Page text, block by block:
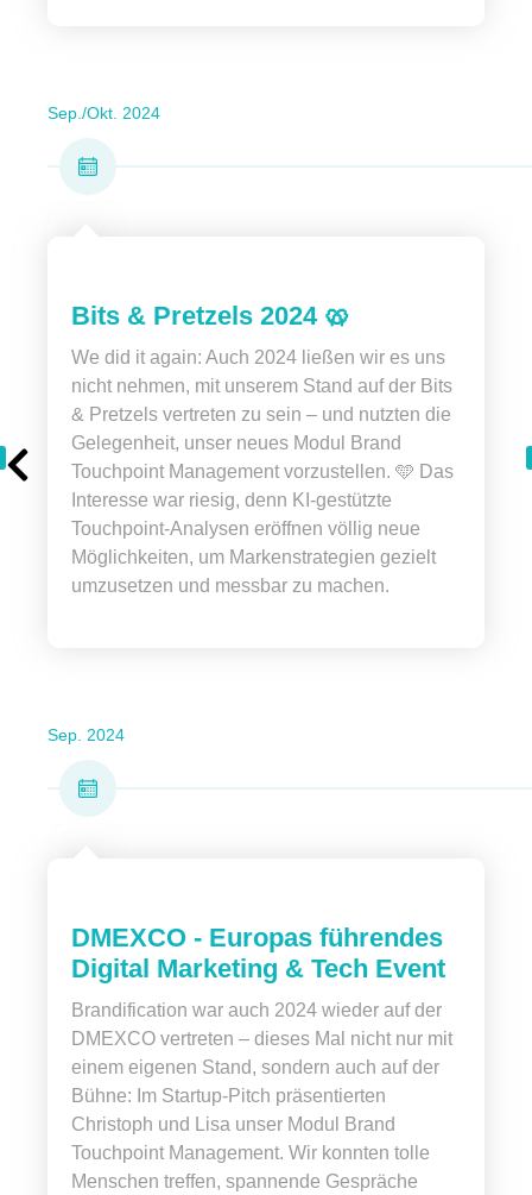
Sep./Okt. 2024
Bits & Pretzels 2024 🥨
We did it again: Auch 2024 ließen wir es uns
nicht nehmen, mit unserem Stand auf der Bits
& Pretzels vertreten zu sein – und nutzten die
Gelegenheit, unser neues Modul Brand
Touchpoint Management vorzustellen. 🩵 Das
Interesse war riesig, denn KI-gestützte
Touchpoint-Analysen eröffnen völlig neue
Möglichkeiten, um Markenstrategien gezielt
umzusetzen und messbar zu machen.
Sep. 2024
DMEXCO - Europas führendes
Digital Marketing & Tech Event
Brandification war auch 2024 wieder auf der
DMEXCO vertreten – dieses Mal nicht nur mit
einem eigenen Stand, sondern auch auf der
Bühne: Im Startup-Pitch präsentierten
Christoph und Lisa unser Modul Brand
Touchpoint Management. Wir konnten tolle
Menschen treffen, spannende Gespräche